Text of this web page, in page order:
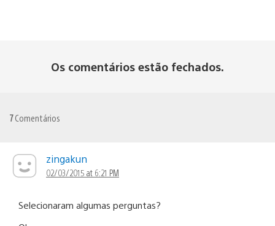
Os comentários estão fechados.
7Comentários
zingakun
02/03/2015 at 6:21 PM
Selecionaram algumas perguntas?